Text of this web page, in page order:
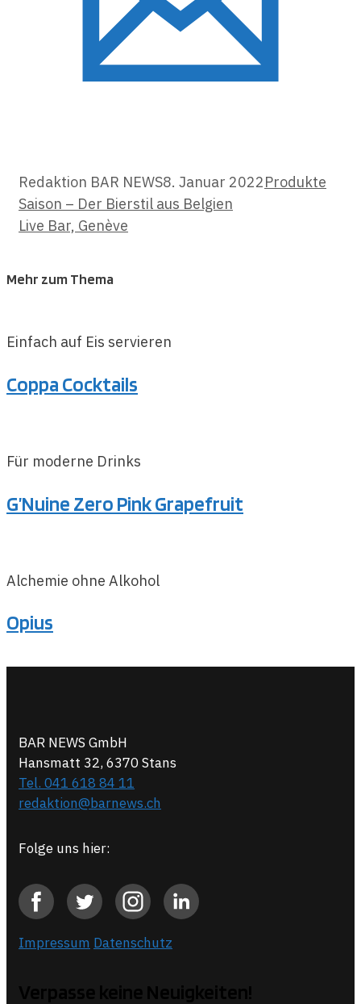
Redaktion BAR NEWS8. Januar 2022Kategorien
Produkte
Saison – Der Bierstil aus Belgien
Live Bar, Genève
Mehr zum Thema
Einfach auf Eis servieren
Coppa Cocktails
Für moderne Drinks
G’Nuine Zero Pink Grapefruit
Alchemie ohne Alkohol
Opius
BAR NEWS GmbH
Hansmatt 32, 6370 Stans
Tel. 041 618 84 11
redaktion@barnews.ch
Folge uns hier:
Impressum Datenschutz